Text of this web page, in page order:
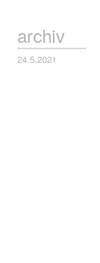
archiv
24.5.2021